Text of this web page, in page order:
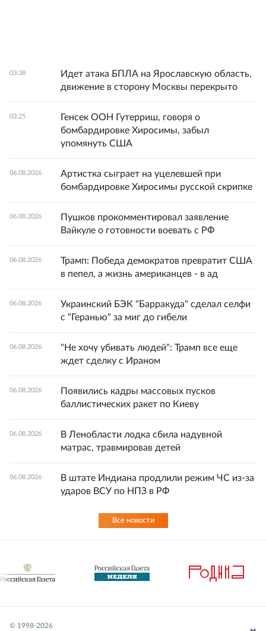
03:38
Идет атака БПЛА на Ярославскую область,
движение в сторону Москвы перекрыто
03:25
Генсек ООН Гутерриш, говоря о
бомбардировке Хиросимы, забыл
упомянуть США
06.08.2026
Артистка сыграет на уцелевшей при
бомбардировке Хиросимы русской скрипке
06.08.2026
Пушков прокомментировал заявление
Вайкуле о готовности воевать с РФ
06.08.2026
Трамп: Победа демократов превратит США
в пепел, а жизнь американцев - в ад
06.08.2026
Украинский БЭК "Барракуда" сделал селфи
с "Геранью" за миг до гибели
06.08.2026
"Не хочу убивать людей": Трамп все еще
ждет сделку с Ираном
06.08.2026
Появились кадры массовых пусков
баллистических ракет по Киеву
06.08.2026
В Ленобласти лодка сбила надувной
матрас, травмировав детей
06.08.2026
В штате Индиана продлили режим ЧС из-за
ударов ВСУ по НПЗ в РФ
Все новости
© 1998-2026